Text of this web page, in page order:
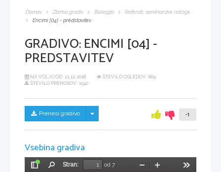
Domov Zbirka gradiv Biologija
Referati, seminarske naloge
Encimi [04] - predstavitev
GRADIVO:ENCIMI [04] -
PREDSTAVITEV
NA VOLJO OD: 21.12.2018
ŠTEVILO OGLEDOV: 804
ŠTEVILO PRENOSOV: 1542
Prenesi gradivo Skrij/prikaži meni -1
Vsebina gradiva
Stran:
od 7